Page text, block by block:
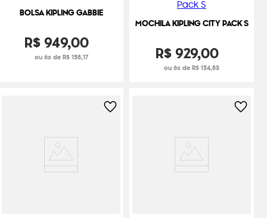
BOLSA KIPLING GABBIE
R$949,00
ou 6x de R$ 158,17
MOCHILA KIPLING CITY PACK S
R$929,00
ou 6x de R$ 154,83